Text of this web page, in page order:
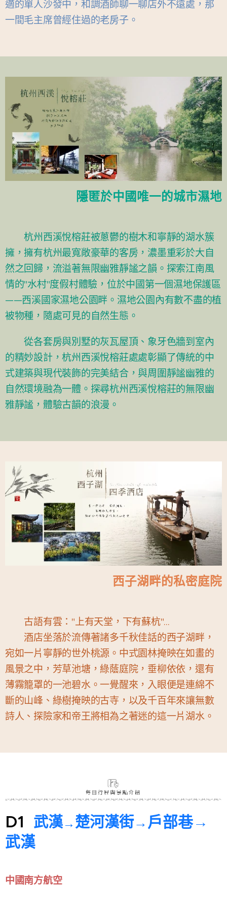
適的單人沙發中，和調酒師聊一聊店外不遠處，那
一間毛主席曾經住過的老房子。
隱匿於中國唯一的城市濕地
杭州西溪悅榕莊被蔥鬱的樹木和寧靜的湖水簇
擁，擁有杭州最寬敞豪華的客房，濃墨重彩於大自
然之回歸，流溢著無限幽雅靜謐之韻。探索江南風
情的"水村"度假村體驗，位於中國第一個濕地保護區
——西溪國家濕地公園畔。濕地公園內有數不盡的植
被物種，隨處可見的自然生態。
從各套房與別墅的灰瓦屋頂、象牙色牆到室內
的精妙設計，杭州西溪悅榕莊處處彰顯了傳統的中
式建築與現代裝飾的完美結合，與周圍靜謐幽雅的
自然環境融為一體。探尋杭州西溪悅榕莊的無限幽
雅靜謐，體驗古韻的浪漫。
西子湖畔的私密庭院
古語有雲："上有天堂，下有蘇杭"…
酒店坐落於流傳著諸多千秋佳話的西子湖畔，
宛如一片寧靜的世外桃源。中式園林掩映在如畫的
風景之中，芳草池塘，綠蔭庭院，垂柳依依，還有
薄霧籠罩的一池碧水。一覺醒來，入眼便是連綿不
斷的山峰、綠樹掩映的古寺，以及千百年來讓無數
詩人、探險家和帝王將相為之著迷的這一片湖水。
D1 武漢→楚河漢街→ 戶部巷→
武漢
中國南方航空